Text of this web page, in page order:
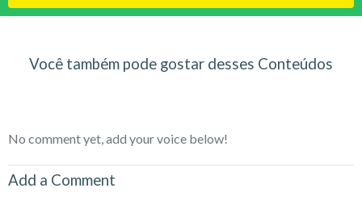
Você também pode gostar desses Conteúdos
No comment yet, add your voice below!
Add a Comment